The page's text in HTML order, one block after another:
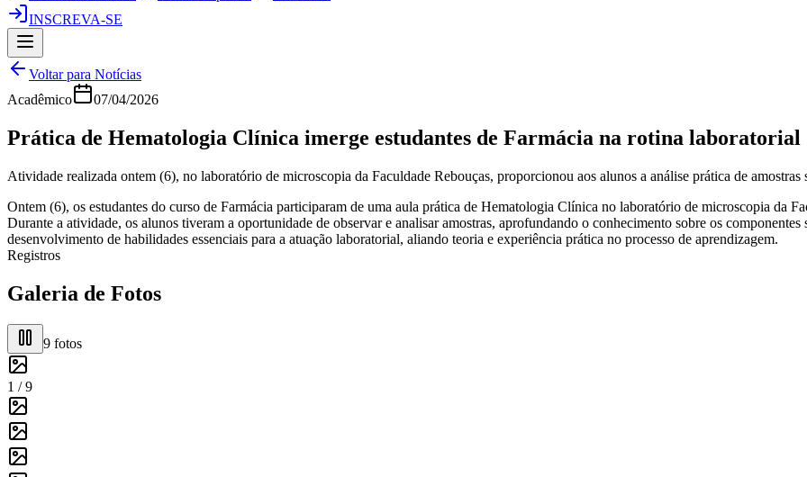
INSCREVA-SE
Voltar para Notícias
Acadêmico
07/04/2026
Prática de Hematologia Clínica imerge estudantes de Farmácia na rotina laboratorial
Atividade realizada ontem (6), no laboratório de microscopia da Faculdade Rebouças, proporcionou aos alunos a análise prática de
Ontem (6), os estudantes do curso de Farmácia participaram de uma aula prática de Hematologia Clínica no laboratório de microscopia da
Durante a atividade, os alunos tiveram a oportunidade de observar e analisar amostras, aprofundando o conhecimento sobre os
desenvolvimento de habilidades essenciais para a atuação laboratorial, aliando teoria e experiência prática no processo de aprendizagem.
Registros
Galeria de Fotos
9 fotos
1 /9